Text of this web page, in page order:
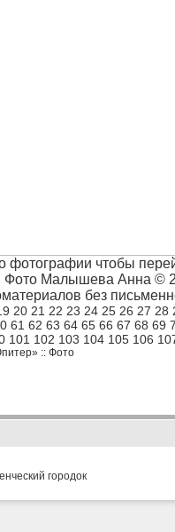
фотографии чтобы
Фото Малышева Анна ©
без
20 21 22 23 24 25 26 27 28
61 62 63 64 65 66 67 68 69
101 102 103 104 105 106
:: Фото
городок